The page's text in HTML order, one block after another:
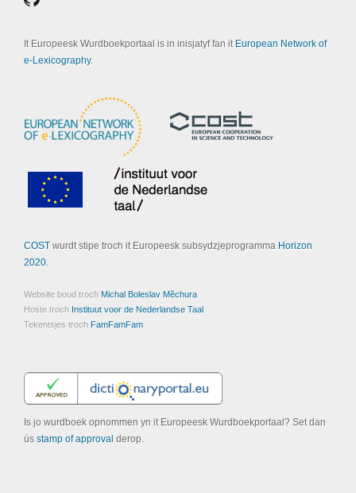
It Europeesk Wurdboekportaal is in inisjatyf fan it European Network of
e-Lexicography.
COSTwurdt stipe troch it Europeesk subsydzjeprogramma Horizon
2020.
Website boud troch Michal Boleslav Měchura
Hoste troch Instituut voor de Nederlandse Taal
Tekentsjes troch FamFamFam
Is jo wurdboek opnommen yn it Europeesk Wurdboekportaal? Set dan
ús stamp of approval derop.